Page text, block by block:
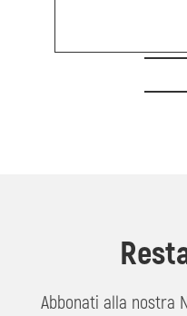
Abbonati alla nostra